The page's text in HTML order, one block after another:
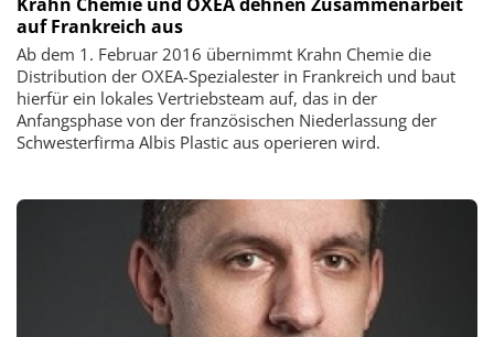
auf Frankreich aus
Ab dem 1. Februar 2016 übernimmt Krahn Chemie die
Distribution der OXEA-Spezialester in Frankreich und baut
hierfür ein lokales Vertriebsteam auf, das in der
Anfangsphase von der französischen Niederlassung der
Schwesterfirma Albis Plastic aus operieren wird.